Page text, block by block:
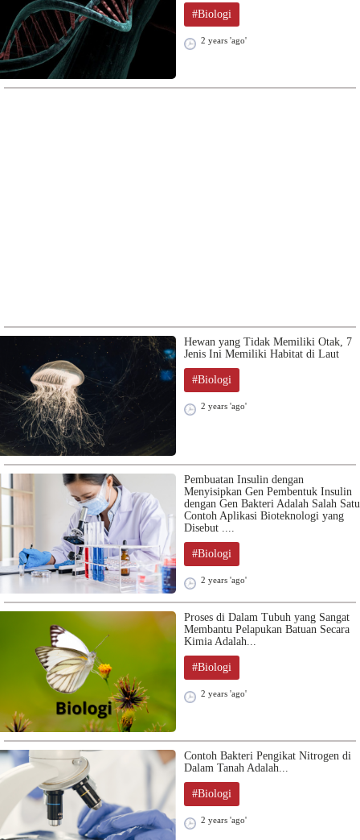
#Biologi
2 years 'ago'
Hewan yang Tidak Memiliki Otak, 7
Jenis Ini Memiliki Habitat di Laut
#Biologi
2 years 'ago'
Pembuatan Insulin dengan
Menyisipkan Gen Pembentuk Insulin
dengan Gen Bakteri Adalah Salah Satu
Contoh Aplikasi Bioteknologi yang
Disebut ....
#Biologi
2 years 'ago'
Proses di Dalam Tubuh yang Sangat
Membantu Pelapukan Batuan Secara
Kimia Adalah...
#Biologi
2 years 'ago'
Contoh Bakteri Pengikat Nitrogen di
Dalam Tanah Adalah...
#Biologi
2 years 'ago'